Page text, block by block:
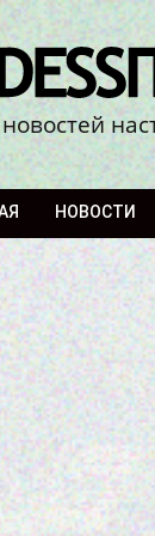
НОВОСТИ